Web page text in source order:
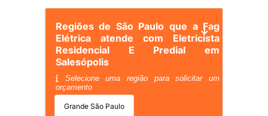
Regiões de São Paulo que a Fag
Elétrica atende com Eletricista
Residencial E Predial em
Salesópolis
Selecione uma região para solicitar um
orçamento
Grande São Paulo